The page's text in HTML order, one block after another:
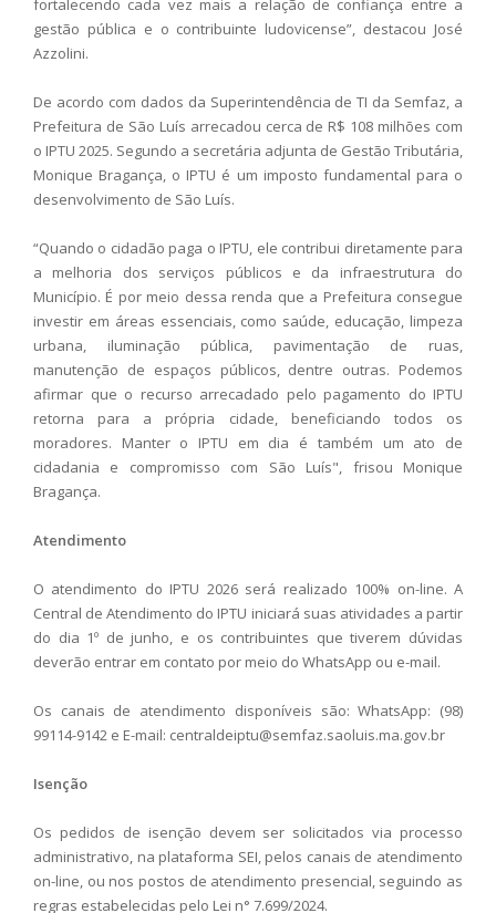
fortalecendo cada vez mais a relação de confiança entre a
gestão pública e o contribuinte ludovicense”, destacou José
Azzolini.
De acordo com dados da Superintendência de TI da Semfaz, a
Prefeitura de São Luís arrecadou cerca de R$ 108 milhões com
o IPTU 2025. Segundo a secretária adjunta de Gestão Tributária,
Monique Bragança, o IPTU é um imposto fundamental para o
desenvolvimento de São Luís.
“Quando o cidadão paga o IPTU, ele contribui diretamente para
a melhoria dos serviços públicos e da infraestrutura do
Município. É por meio dessa renda que a Prefeitura consegue
investir em áreas essenciais, como saúde, educação, limpeza
urbana, iluminação pública, pavimentação de ruas,
manutenção de espaços públicos, dentre outras. Podemos
afirmar que o recurso arrecadado pelo pagamento do IPTU
retorna para a própria cidade, beneficiando todos os
moradores. Manter o IPTU em dia é também um ato de
cidadania e compromisso com São Luís", frisou Monique
Bragança.
Atendimento
O atendimento do IPTU 2026 será realizado 100% on-line. A
Central de Atendimento do IPTU iniciará suas atividades a partir
do dia 1º de junho, e os contribuintes que tiverem dúvidas
deverão entrar em contato por meio do WhatsApp ou e-mail.
Os canais de atendimento disponíveis são: WhatsApp: (98)
99114-9142 e E-mail: centraldeiptu@semfaz.saoluis.ma.gov.br
Isenção
Os pedidos de isenção devem ser solicitados via processo
administrativo, na plataforma SEI, pelos canais de atendimento
on-line, ou nos postos de atendimento presencial, seguindo as
regras estabelecidas pelo Lei n° 7.699/2024.